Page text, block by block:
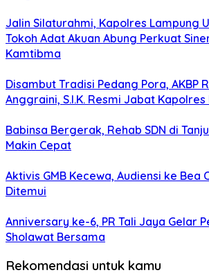
Jalin Silaturahmi, Kapolres Lampung
Tokoh Adat Akuan Abung Perkuat
Kamtibma
Disambut Tradisi Pedang Pora, AKBP
Anggraini, S.I.K. Resmi Jabat
Babinsa Bergerak, Rehab SDN di
Makin Cepat
Aktivis GMB Kecewa, Audiensi ke Bea
Ditemui
Anniversary ke-6, PR Tali Jaya Gelar
Sholawat Bersama
Rekomendasi untuk kamu